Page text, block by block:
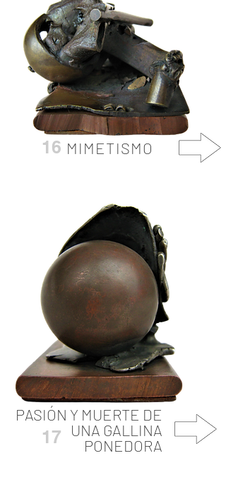
MIMETISMO
PASIÓN Y MUERTE DE
UNA GALLINA
PONEDORA
16
17